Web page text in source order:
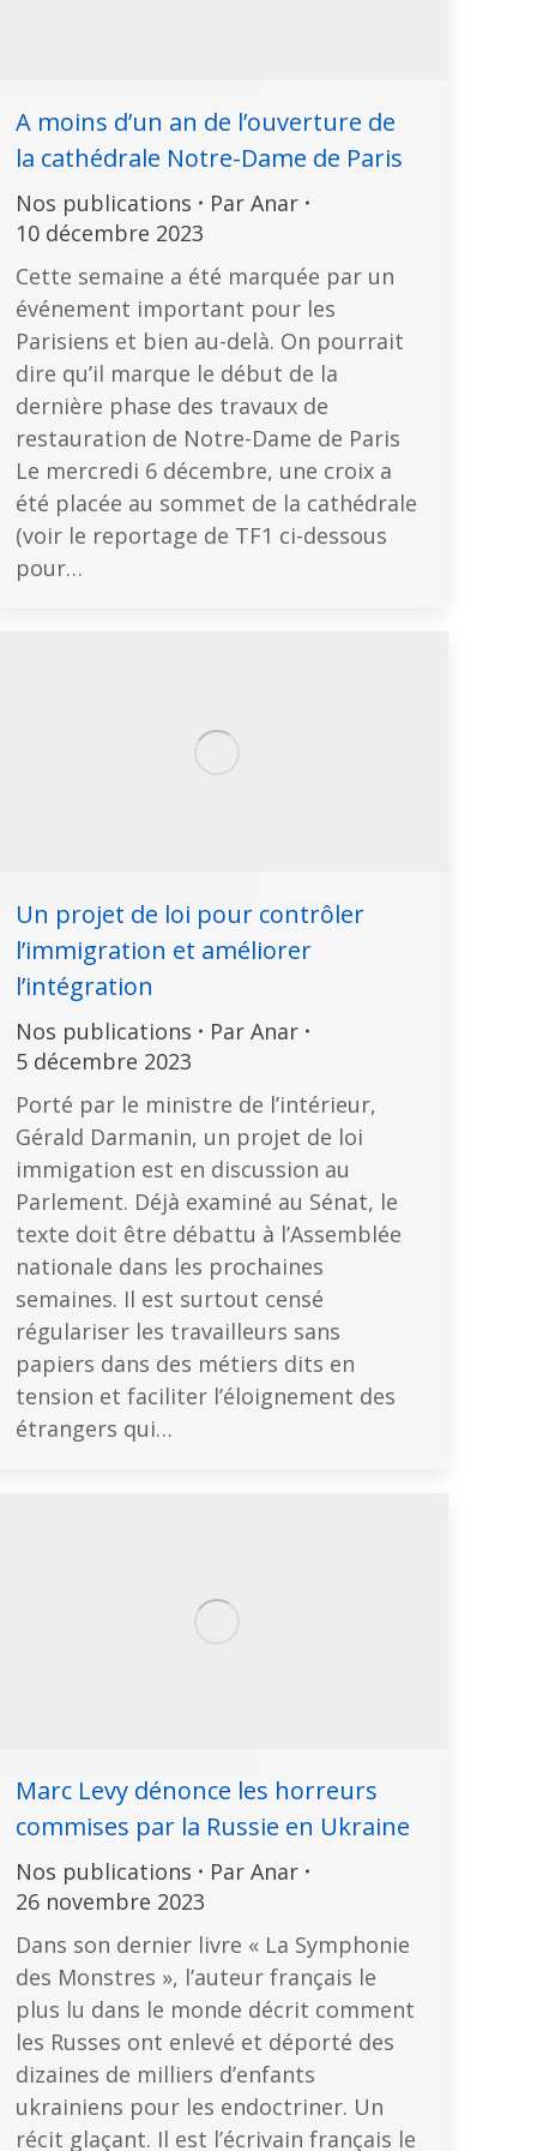
A moins d’un an de l’ouverture de
la cathédrale Notre-Dame de Paris
Nos publications Par Anar
10 décembre 2023
Cette semaine a été marquée par un
événement important pour les
Parisiens et bien au-delà. On pourrait
dire qu’il marque le début de la
dernière phase des travaux de
restauration de Notre-Dame de Paris
Le mercredi 6 décembre, une croix a
été placée au sommet de la cathédrale
(voir le reportage de TF1 ci-dessous
pour…
Un projet de loi pour contrôler
l’immigration et améliorer
l’intégration
Nos publications Par Anar
5 décembre 2023
Porté par le ministre de l’intérieur,
Gérald Darmanin, un projet de loi
immigation est en discussion au
Parlement. Déjà examiné au Sénat, le
texte doit être débattu à l’Assemblée
nationale dans les prochaines
semaines. Il est surtout censé
régulariser les travailleurs sans
papiers dans des métiers dits en
tension et faciliter l’éloignement des
étrangers qui…
Marc Levy dénonce les horreurs
commises par la Russie en Ukraine
Nos publications Par Anar
26 novembre 2023
Dans son dernier livre « La Symphonie
des Monstres », l’auteur français le
plus lu dans le monde décrit comment
les Russes ont enlevé et déporté des
dizaines de milliers d’enfants
ukrainiens pour les endoctriner. Un
récit glaçant. Il est l’écrivain français le